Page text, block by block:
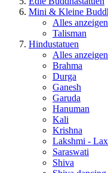
Mini & Kleine
Alles
Talisman
Hindustatuen
Alles
Brahma
Durga
Ganesh
Garuda
Hanuman
Kali
Krishna
Lakshmi -
Saraswati
Shiva